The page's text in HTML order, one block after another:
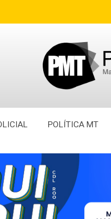
POLÍTICA MT